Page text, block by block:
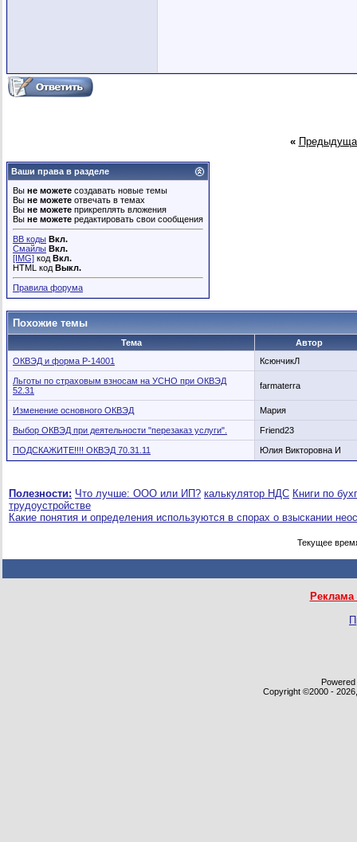
«
Ваши права в разделе
Вы не можете создавать новые темы
Вы не можете отвечать в темах
Вы не можете прикреплять вложения
Вы не можете редактировать свои сообщения
BB коды Вкл.
Смайлы Вкл.
[IMG] код Вкл.
HTML код Выкл.
Правила форума
Похожие темы
Тема
Автор
ОКВЭД и форма Р-14001
КсюнчикЛ
Льготы по страховым взносам на УСНО при ОКВЭД
52.31
farmaterra
Изменение основного ОКВЭД Мaрия
Выбор ОКВЭД при деятельности "перезаказ услуги". Friend23
ПОДСКАЖИТЕ!!!! ОКВЭД 70.31.11 Юлия Викторовна И
Полезности: Что лучше: ООО или ИП? калькулятор НДС Книги по
трудоустройстве
Какие понятия и определения используются в спорах о взыскании
Текущее
Copyright ©2000 -